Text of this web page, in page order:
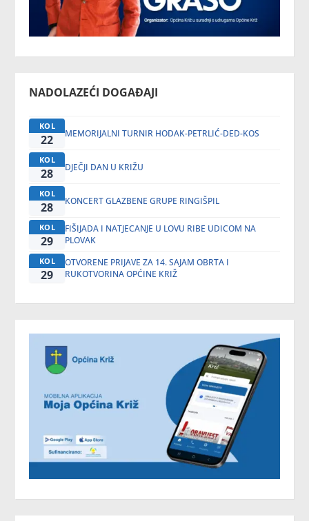
NADOLAZEĆI DOGAĐAJI
KOL
22 MEMORIJALNI TURNIR HODAK-PETRLIĆ-DED-KOS
KOL
28 DJEČJI DAN U KRIŽU
KOL
28 KONCERT GLAZBENE GRUPE RINGIŠPIL
KOL
29
FIŠIJADA I NATJECANJE U LOVU RIBE UDICOM NA
PLOVAK
KOL
29
OTVORENE PRIJAVE ZA 14. SAJAM OBRTA I
RUKOTVORINA OPĆINE KRIŽ